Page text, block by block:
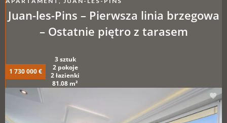
Juan-les-Pins – Pierwsza linia brzegowa
– Ostatnie piętro z tarasem
1 730 000 €
3 sztuk
2 pokoje
2 łazienki
81.08 m²